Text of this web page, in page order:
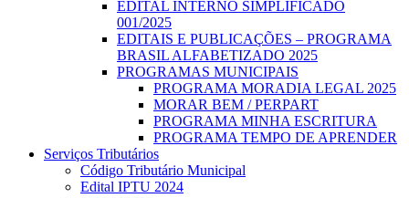
EDITAL INTERNO SIMPLIFICADO
001/2025
EDITAIS E PUBLICAÇÕES – PROGRAMA
BRASIL ALFABETIZADO 2025
PROGRAMAS MUNICIPAIS
PROGRAMA MORADIA LEGAL 2025
MORAR BEM / PERPART
PROGRAMA MINHA ESCRITURA
PROGRAMA TEMPO DE APRENDER
Serviços Tributários
Código Tributário Municipal
Edital IPTU 2024